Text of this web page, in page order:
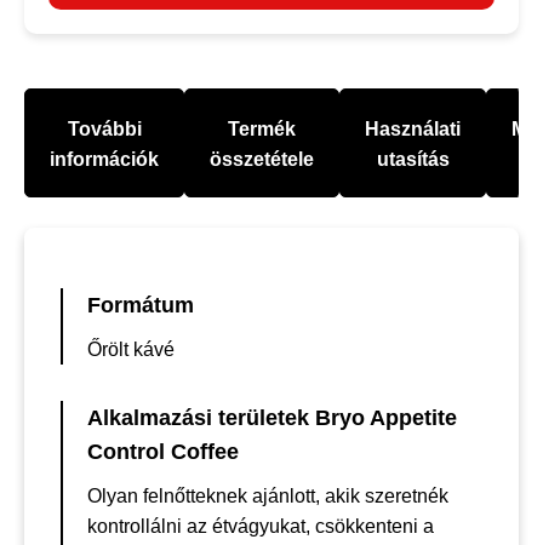
További
információk
Termék
összetétele
Használati
utasítás
Formátum
Őrölt kávé
Alkalmazási területek Bryo Appetite
Control Coffee
Olyan felnőtteknek ajánlott, akik szeretnék
kontrollálni az étvágyukat, csökkenteni a